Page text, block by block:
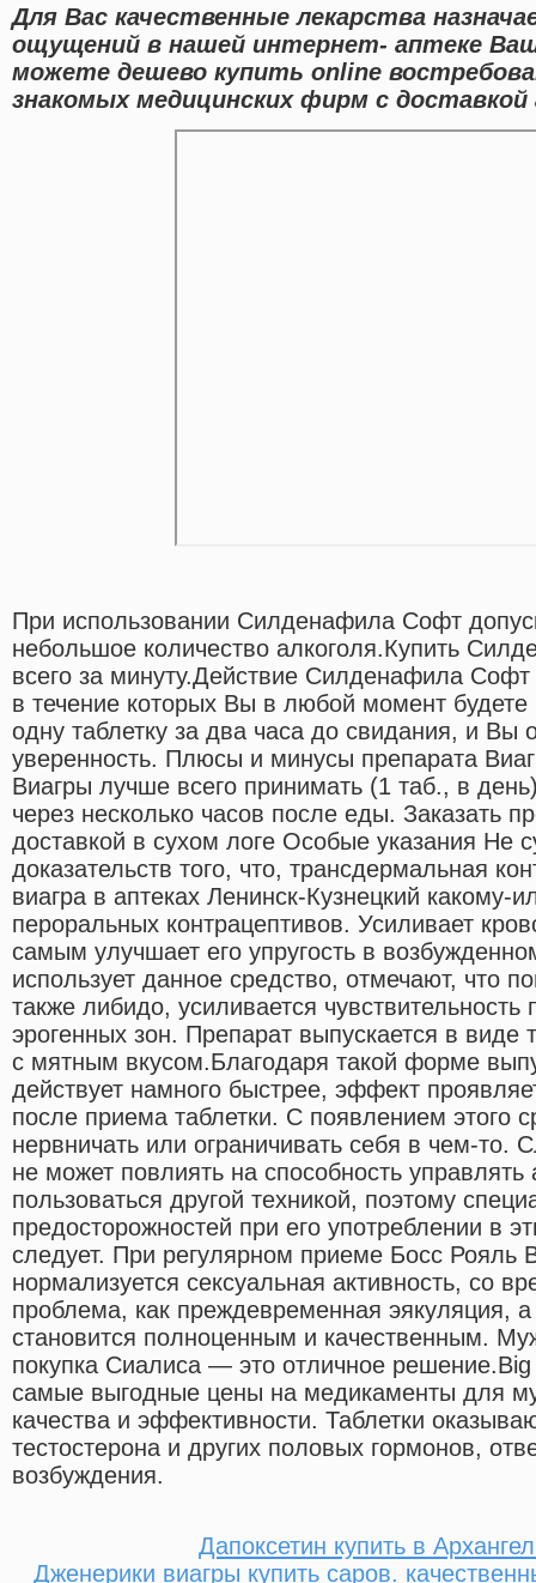
Для Вас качественные лекарства
ощущений в нашей интернет- аптеке
можете дешево купить online
знакомых медицинских фирм с
При использовании Силденафила Софт
небольшое количество алкоголя.Купить
всего за минуту.Действие Силденафила
в течение которых Вы в любой момент будете
одну таблетку за два часа до свидания, и Вы
уверенность. Плюсы и минусы препарата
Виагры лучше всего принимать (1 таб., в
через несколько часов после еды. Заказать
доставкой в сухом логе Особые указания Не
доказательств того, что, трансдермальная
виагра в аптеках Ленинск-Кузнецкий какому-
пероральных контрацептивов. Усиливает
самым улучшает его упругость в
использует данное средство, отмечают, что
также либидо, усиливается чувствительность
эрогенных зон. Препарат выпускается в виде
с мятным вкусом.Благодаря такой форме
действует намного быстрее, эффект
после приема таблетки. С появлением этого
нервничать или ограничивать себя в чем-то.
не может повлиять на способность
пользоваться другой техникой, поэтому
предосторожностей при его употреблении в
следует. При регулярном приеме Босс Рояль
нормализуется сексуальная активность, со
проблема, как преждевременная эякуляция,
становится полноценным и качественным.
покупка Сиалиса — это отличное
самые выгодные цены на медикаменты для
качества и эффективности. Таблетки
тестостерона и других половых гормонов,
возбуждения.
Дапоксетин купить в
Дженерики виагры купить саров.